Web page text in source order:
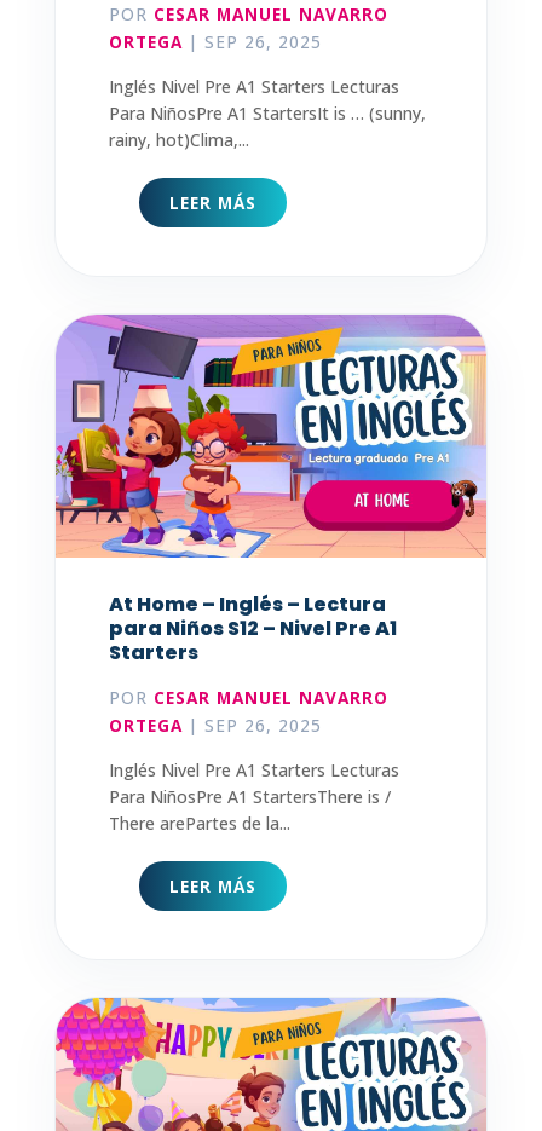
POR CESAR MANUEL NAVARRO
ORTEGA | SEP 26, 2025
Inglés Nivel Pre A1 Starters Lecturas
Para NiñosPre A1 StartersIt is … (sunny,
rainy, hot)Clima,...
LEER MÁS
At Home – Inglés – Lectura
para Niños S12 – Nivel Pre A1
Starters
POR CESAR MANUEL NAVARRO
ORTEGA| SEP 26, 2025
Inglés Nivel Pre A1 Starters Lecturas
Para NiñosPre A1 StartersThere is /
There arePartes de la...
LEER MÁS